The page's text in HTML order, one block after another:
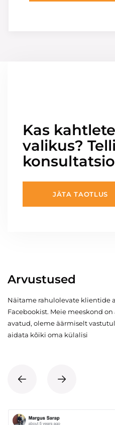
Kas
valikus?
JÄTA TAOTLUS
Arvustused
Näitame rahulolevate klientide
Facebookist. Meie meeskond
avatud, oleme äärmiselt
aidata kõiki oma külalisi